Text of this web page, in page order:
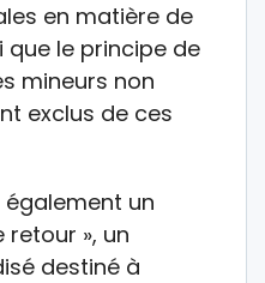
en matière de
le principe de
mineurs non
exclus de ces
un
retour », un
destiné à